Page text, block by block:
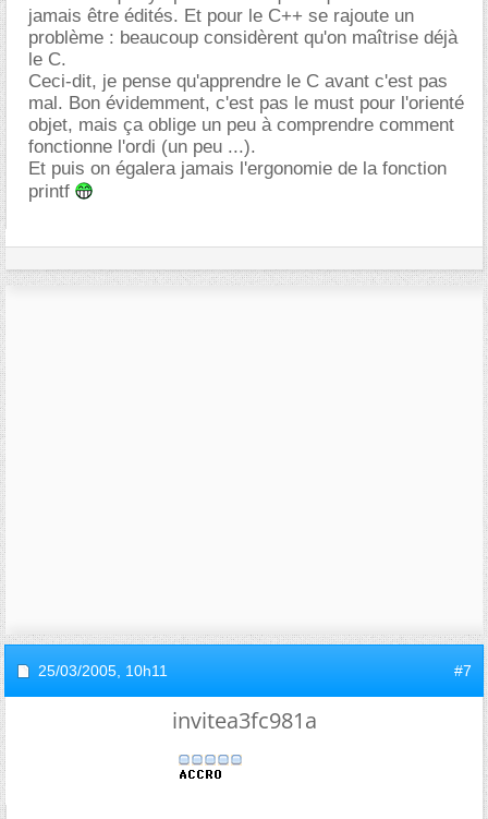
jamais être édités. Et pour le C++ se rajoute un
problème : beaucoup considèrent qu'on maîtrise déjà
le C.
Ceci-dit, je pense qu'apprendre le C avant c'est pas
mal. Bon évidemment, c'est pas le must pour l'orienté
objet, mais ça oblige un peu à comprendre comment
fonctionne l'ordi (un peu ...).
Et puis on égalera jamais l'ergonomie de la fonction
printf
25/03/2005, 10h11 #7
invitea3fc981a